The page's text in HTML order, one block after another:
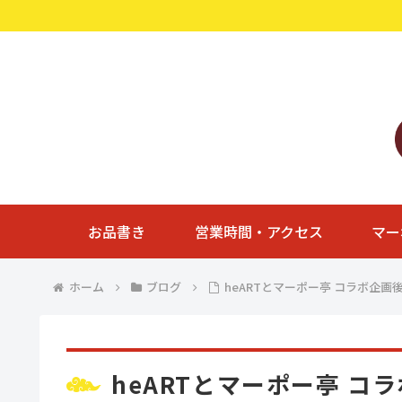
お品書き 営業時間・アクセス マ
ホーム ブログ heARTとマーポー亭 コラボ企画
heARTとマーポー亭 コ